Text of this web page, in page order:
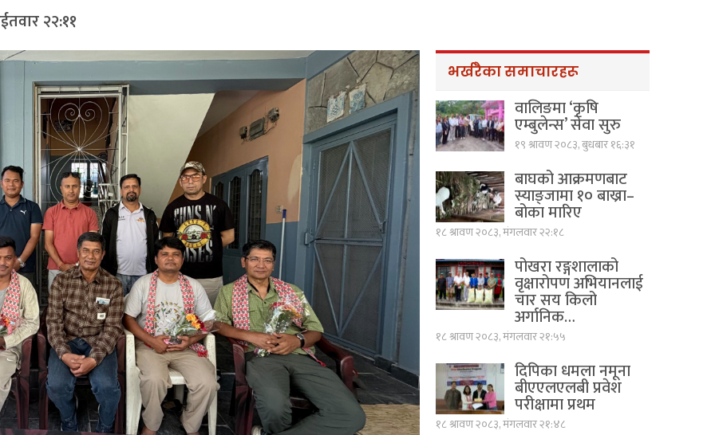
२२:११
भर्खरैका समाचारहरू
वालिङमा ‘कृषि
एम्बुलेन्स’ सेवा सुरु
१९ श्रावण २०८३, बुधबार १६:३१
बाघको आक्रमणबाट
स्याङ्जामा १० बाख्रा–
बोका मारिए
१८ श्रावण २०८३, मंगलवार २२:१८
पोखरा रङ्गशालाको
वृक्षारोपण अभियानलाई
चार सय किलो
अर्गानिक…
१८ श्रावण २०८३, मंगलवार २१:५५
दिपिका धमला नमूना
बीएएलएलबी प्रवेश
परीक्षामा प्रथम
१८ श्रावण २०८३, मंगलवार २१:४८